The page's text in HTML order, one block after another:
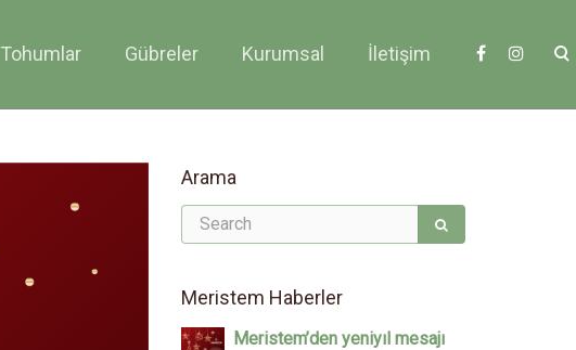
Tohumlar Gübreler Kurumsal İletişim
Arama
Meristem Haberler
Meristem’den yeniyıl mesajı